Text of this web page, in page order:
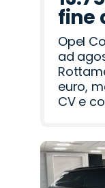
fine
Opel
ad
euro,
CV e